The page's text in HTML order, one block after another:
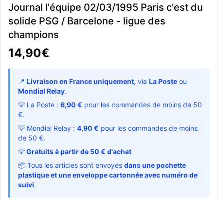
Journal l'équipe 02/03/1995 Paris c'est du
solide PSG / Barcelone - ligue des
champions
14,90€
📍 Livraison en France uniquement, via La Poste ou
Mondial Relay.
💡 La Poste : 6,90 € pour les commandes de moins de 50
€.
💡 Mondial Relay : 4,90 € pour les commandes de moins
de 50 €.
💡Gratuits à partir de 50 € d'achat
📦 Tous les articles sont envoyés dans une pochette
plastique et une enveloppe cartonnée avec numéro de
suivi.